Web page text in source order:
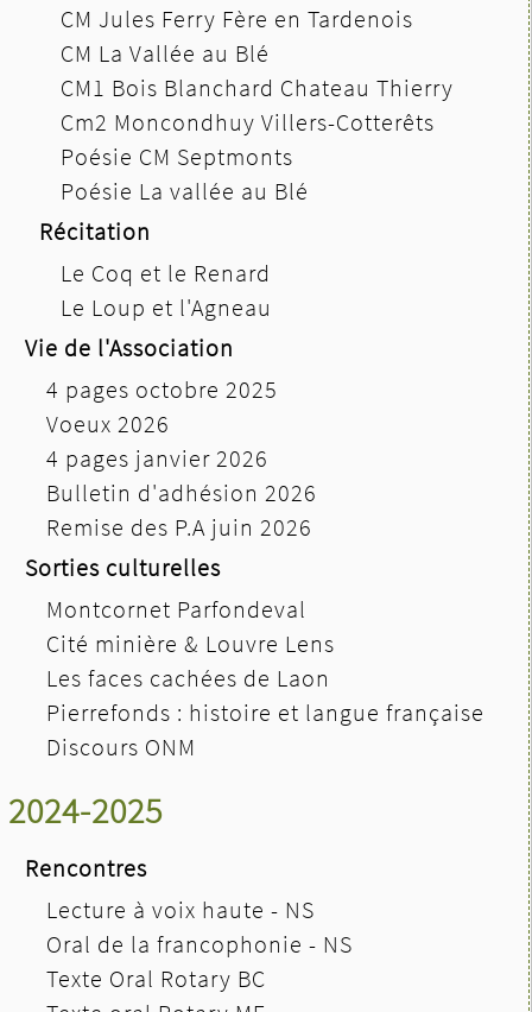
CM Jules Ferry Fère en Tardenois
CM La Vallée au Blé
CM1 Bois Blanchard Chateau Thierry
Cm2 Moncondhuy Villers-Cotterêts
Poésie CM Septmonts
Poésie La vallée au Blé
Récitation
Le Coq et le Renard
Le Loup et l'Agneau
Vie de l'Association
4 pages octobre 2025
Voeux 2026
4 pages janvier 2026
Bulletin d'adhésion 2026
Remise des P.A juin 2026
Sorties culturelles
Montcornet Parfondeval
Cité minière & Louvre Lens
Les faces cachées de Laon
Pierrefonds : histoire et langue française
Discours ONM
2024-2025
Rencontres
Lecture à voix haute - NS
Oral de la francophonie - NS
Texte Oral Rotary BC